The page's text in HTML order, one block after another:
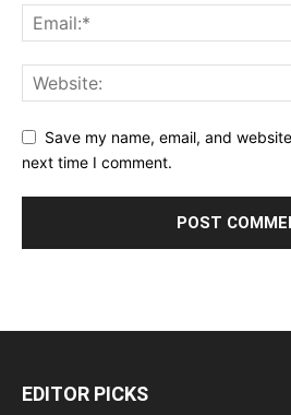
Save my name, email, and
next time I comment.
EDITOR PICKS